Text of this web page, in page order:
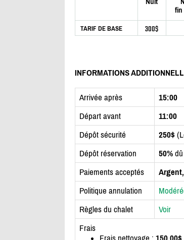
fin
TARIF DE BASE 300$
INFORMATIONS
Arrivée après
15:00
Départ avant
11:00
Dépôt sécurité
250$
Dépôt réservation
50%dû
Paiements acceptés
Politique annulation
Règles du chalet
Voir
Frais